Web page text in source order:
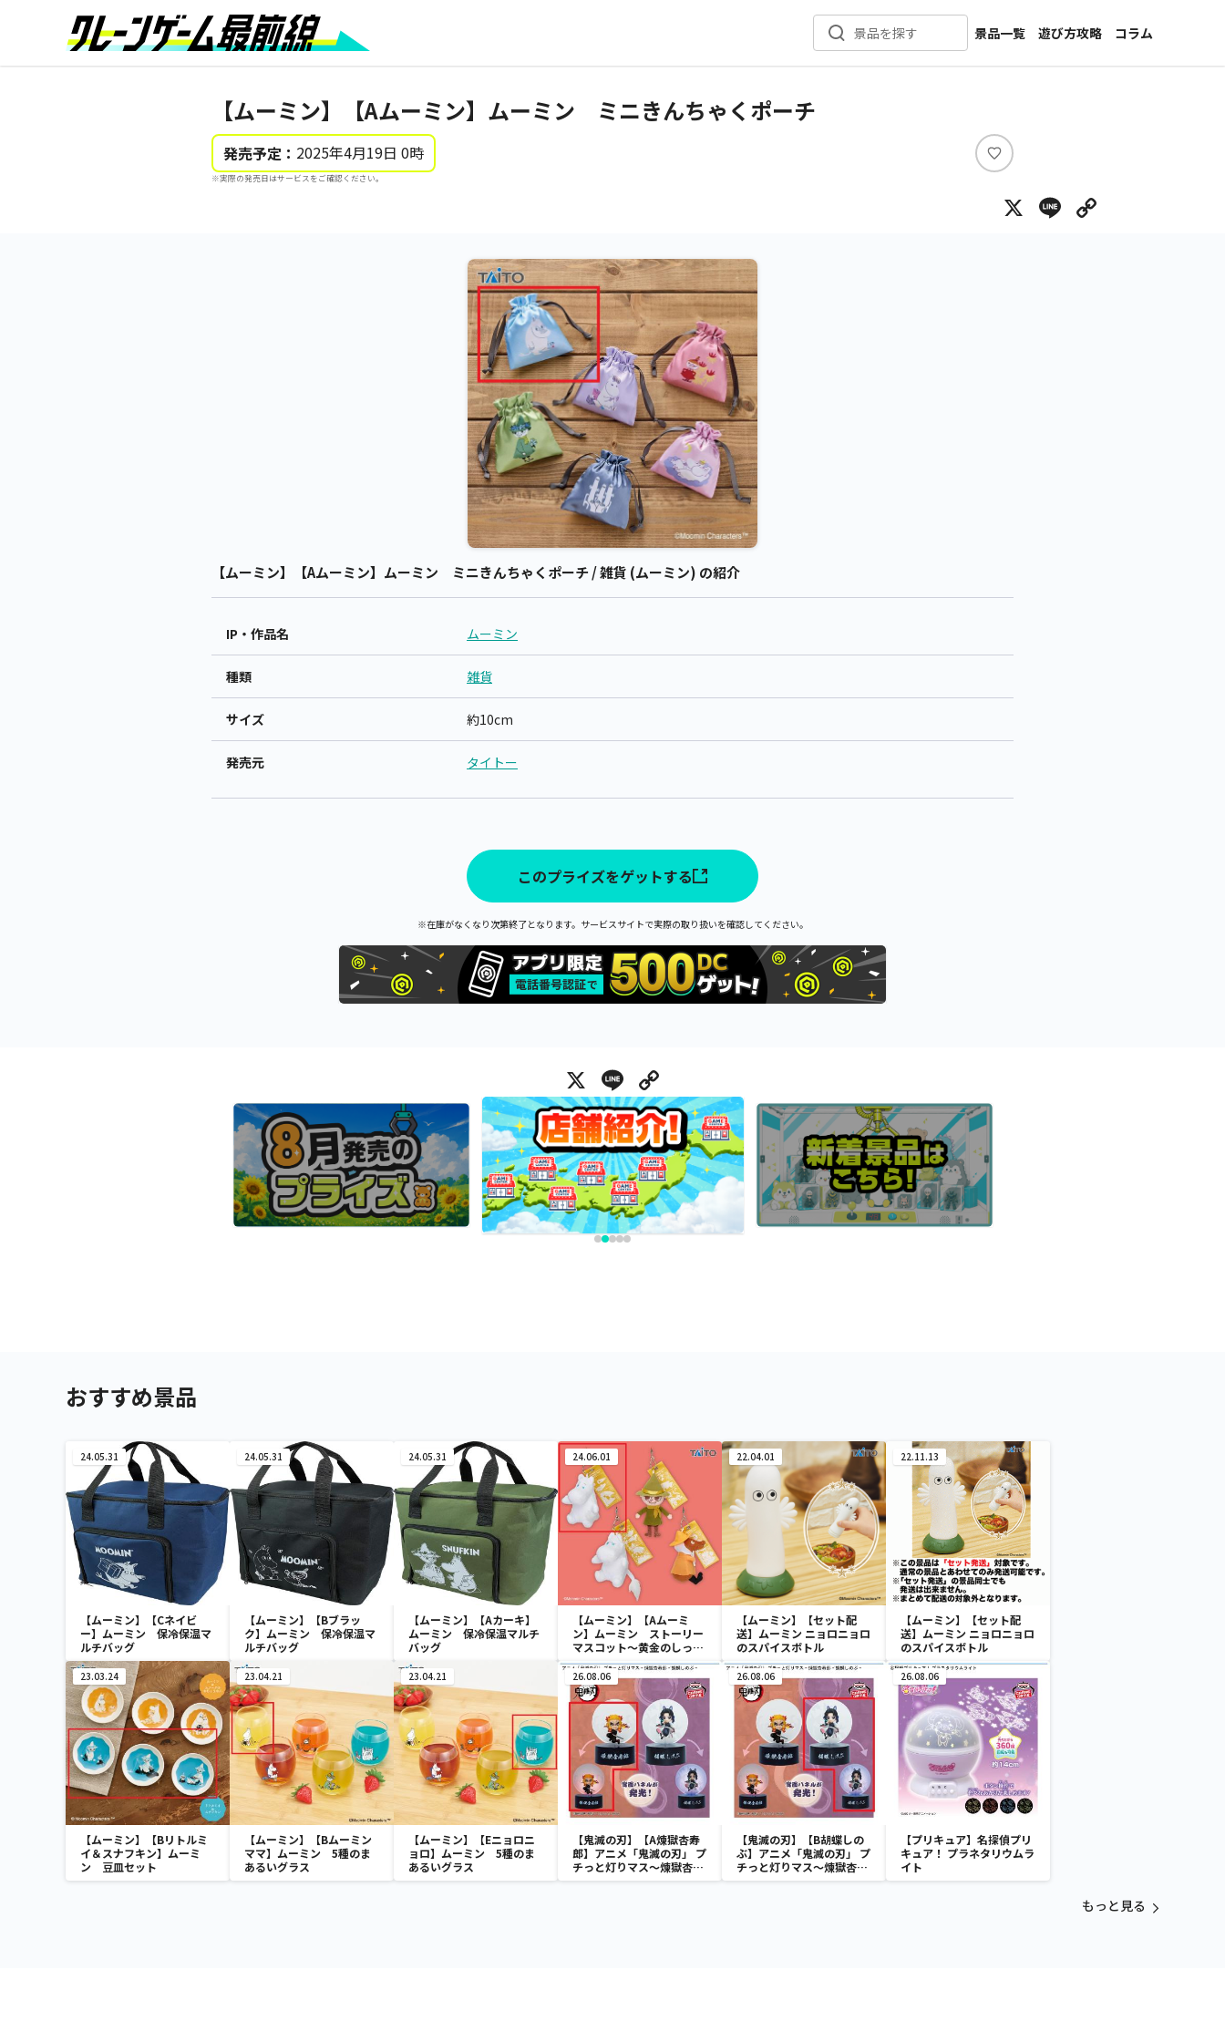
景品を探す
景品一覧
新着景品
メーカー一覧
遊び方攻略
コラム
インタビュー
【ムーミン】【Aムーミン】ムーミン ミニきんちゃくポーチ
発売予定： 2025年4月19日 0時
※実際の発売日はサービスをご確認ください。
い
ね
X Line
【ムーミン】【Aムーミン】ムーミン ミニきんちゃくポーチ / 雑貨 (ムーミン) の紹介
IP・作品名 ムーミン
種類 雑貨
サイズ 約10cm
発売元 タイトー
このプライズをゲットする
※在庫がなくなり次第終了となります。サービスサイトで実際の取り扱いを確認してください。
X Line
おすすめ景品
24.05.31
【ムーミン】【Cネイビ
ー】ムーミン 保冷保温マ
ルチバッグ
24.05.31
【ムーミン】【Bブラッ
ク】ムーミン 保冷保温マ
ルチバッグ
24.05.31
【ムーミン】【Aカーキ】
ムーミン 保冷保温マルチ
バッグ
24.06.01
【ムーミン】【Aムーミ
ン】ムーミン ストーリー
マスコット～黄金のしっぽ
～
22.04.01
【ムーミン】【セット配
送】ムーミン ニョロニョロ
のスパイスボトル
22.11.13
【ムーミン】【セット配
送】ムーミン ニョロニョロ
のスパイスボトル
23.03.24
【ムーミン】【Bリトルミ
イ＆スナフキン】ムーミ
ン 豆皿セット
23.04.21
【ムーミン】【Bムーミン
ママ】ムーミン 5種のま
あるいグラス
23.04.21
【ムーミン】【Eニョロニ
ョロ】ムーミン 5種のま
あるいグラス
26.08.06
【鬼滅の刃】【A煉獄杏寿
郎】アニメ「鬼滅の刃」 プ
チっと灯りマス～煉獄杏寿
郎・胡蝶しのぶ～
26.08.06
【鬼滅の刃】【B胡蝶しの
ぶ】アニメ「鬼滅の刃」 プ
チっと灯りマス～煉獄杏寿
郎・胡蝶しのぶ～
26.08.06
【プリキュア】名探偵プリ
キュア！ プラネタリウムラ
イト
もっと見る